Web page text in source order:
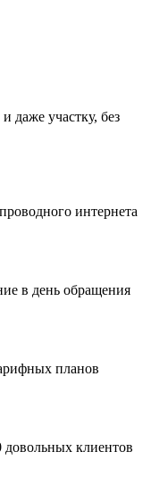
даже участку, без
интернета
в день обращения
планов
довольных клиентов